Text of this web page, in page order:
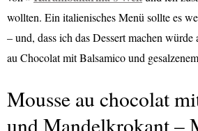
wollten. Ein italienisches Menü sollte es
– und, dass ich das Dessert machen
au Chocolat mit Balsamico und
Mousse au chocolat
und Mandelkrokant –